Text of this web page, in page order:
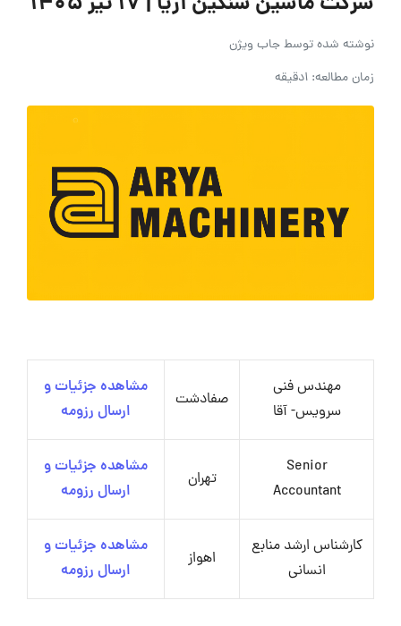
نوشته شده توسطجاب ویژن
زمان مطالعه: 1دقیقه
مهندس فنی
سرویس- آقا
صفادشت
مشاهده جزئیات و
ارسال رزومه
Senior
Accountant
تهران
مشاهده جزئیات و
ارسال رزومه
کارشناس ارشد منابع
انسانی
اهواز
مشاهده جزئیات و
ارسال رزومه